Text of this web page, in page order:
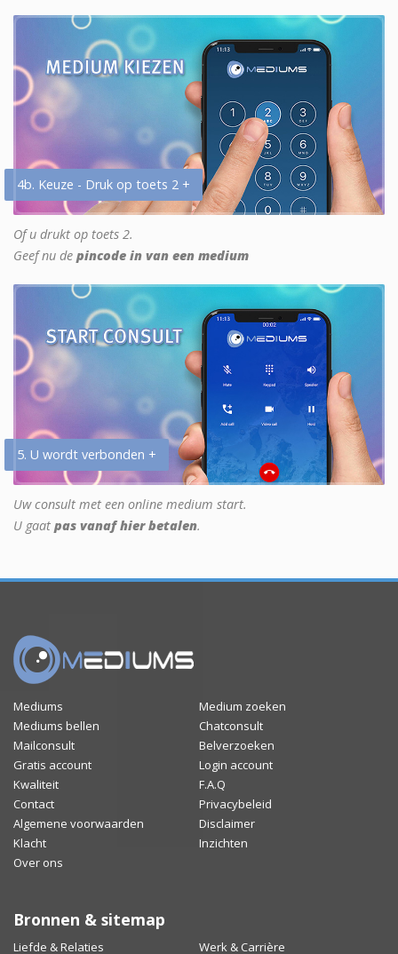
4b. Keuze - Druk op toets 2 +
Of u drukt op toets 2.
Geef nu de pincode in van een medium
5. U wordt verbonden +
Uw consult met een online medium start.
U gaat pas vanaf hier betalen.
Mediums
Medium zoeken
Mediums bellen
Chatconsult
Mailconsult
Belverzoeken
Gratis account
Login account
Kwaliteit
F.A.Q
Contact
Privacybeleid
Algemene voorwaarden
Disclaimer
Klacht
Inzichten
Over ons
Bronnen & sitemap
Liefde & Relaties Werk & Carrière